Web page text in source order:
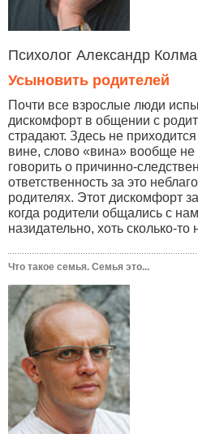
Психолог Александр
Усыновить родителей
Почти все взрослые люди
дискомфорт в общении с
страдают. Здесь не
вине, слово «вина» вообще
говорить о причинно-
ответственность за это
родителях. Этот дискомфорт
когда родители общались с
назидательно, хоть сколько-
Что такое семья. Семья это...